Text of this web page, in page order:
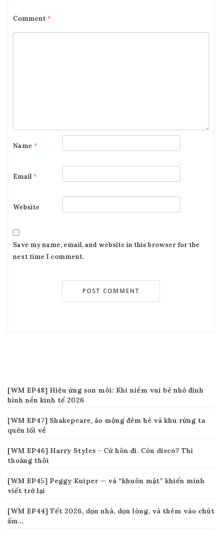
Comment *
Name *
Email *
Website
Save my name, email, and website in this browser for the
next time I comment.
[WM EP48] Hiệu ứng son môi: Khi niềm vui bé nhỏ định
hình nền kinh tế 2026
[WM EP47] Shakepeare, ảo mộng đêm hè và khu rừng ta
quên lối về
[WM EP46] Harry Styles – Cứ hôn đi. Còn disco? Thi
thoảng thôi
[WM EP45] Peggy Kuiper — và “khuôn mặt” khiến mình
viết trở lại
[WM EP44] Tết 2026, dọn nhà, dọn lòng, và thêm vào chút
ấm…